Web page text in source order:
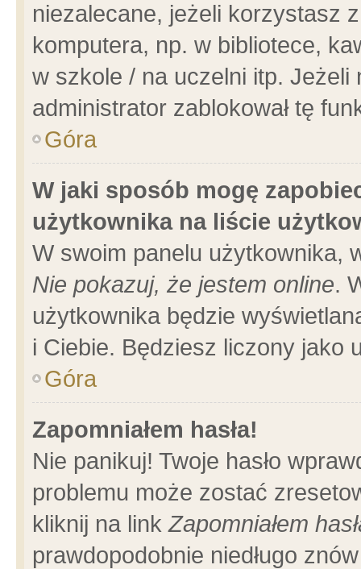
niezalecane, jeżeli korzystasz
komputera, np. w bibliotece,
w szkole / na uczelni itp.
administrator zablokował tę
Góra
W jaki sposób mogę
użytkownika na liście
W swoim panelu użytkownika,
Nie pokazuj, że jestem online.
użytkownika będzie
i Ciebie. Będziesz liczony jako
Góra
Zapomniałem hasła!
Nie panikuj! Twoje hasło
problemu może zostać
kliknij na linkZapomniałem
prawdopodobnie niedługo